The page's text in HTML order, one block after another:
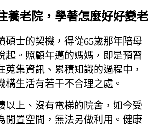
養老院，學著怎麼好好變老
碩士的契機，得從65歲那年陪母
起。照顧年邁的媽媽，即是預習
蒐集資訊、累積知識的過程中，
構生活有若干不合理之處。
以上、沒有電梯的院舍，如今受
閒置空間，無法另做利用。健康